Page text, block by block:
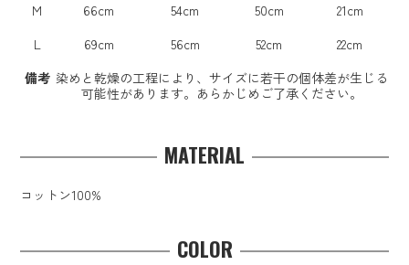
M 66cm 54cm 50cm
21cm
L
69cm 56cm 52cm
22cm
備考 染めと乾燥の工程により、サイズに若干の個体差が生じる
可能性があります。あらかじめご了承ください。
MATERIAL
コットン100%
COLOR